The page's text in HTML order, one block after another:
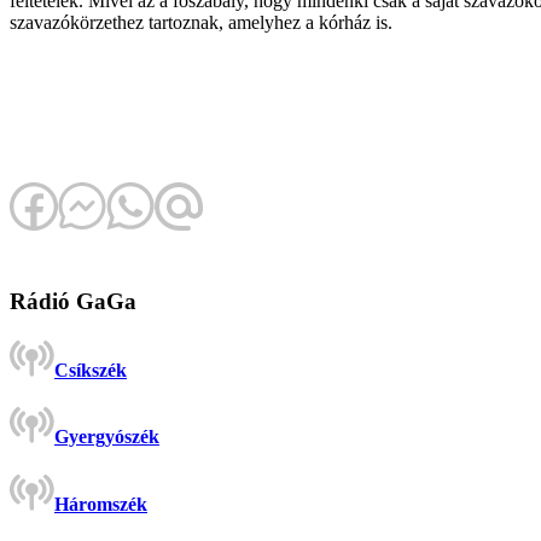
szavazókörzethez tartoznak, amelyhez a kórház is.
Rádió GaGa
Csíkszék
Gyergyószék
Háromszék